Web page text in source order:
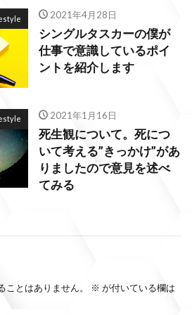
2021年4月28日
シングルタスカーの僕が
仕事で意識しているポイ
ントを紹介します
2021年1月16日
死生観について。死につ
いて考える”きっかけ”があ
りましたので意見を述べ
てみる
ことはありません。 ※ が付いている欄は